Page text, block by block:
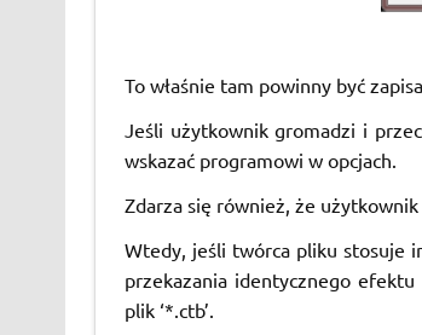
To właśnie tam powinny być
Jeśli użytkownik gromadzi i
wskazać programowi w opcjach.
Zdarza się również, że
Wtedy, jeśli twórca pliku stosuje
przekazania identycznego
plik ‘*.ctb’.